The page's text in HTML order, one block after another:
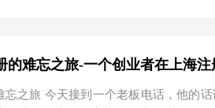
上个人所得税20%，合计45%，也就
的难忘之旅-一个创业者在上海
之旅 今天接到一个老板电话，他的话